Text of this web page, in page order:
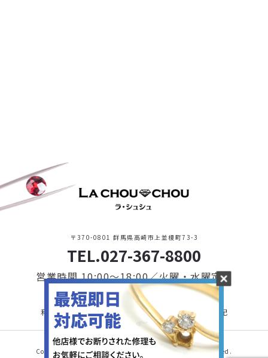
〒370-0801 群馬県高崎市上並榎町73-3
TEL.027-367-8800
営業時間 10:00〜18:00／火曜・水曜定休
利用規約・プライバシーポリシー特定商取引に基づく表記
Copyright © 2021 LA CHOU CHOU. All Rights Reserved.